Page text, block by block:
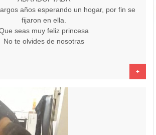
años esperando un hogar, por fin se
fijaron en ella.
seas muy feliz princesa
No te olvides de nosotras
+